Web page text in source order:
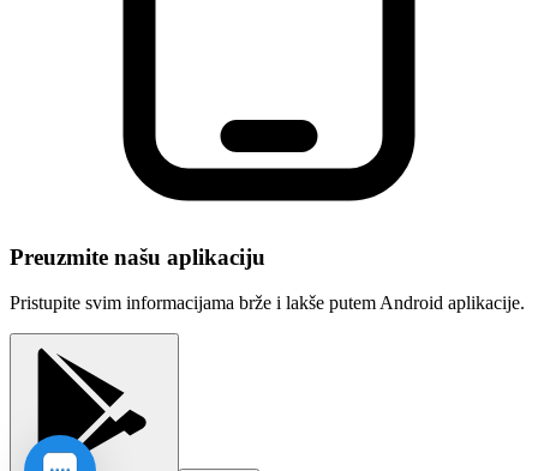
Preuzmite našu aplikaciju
Pristupite svim informacijama brže i lakše putem Android aplikacije.